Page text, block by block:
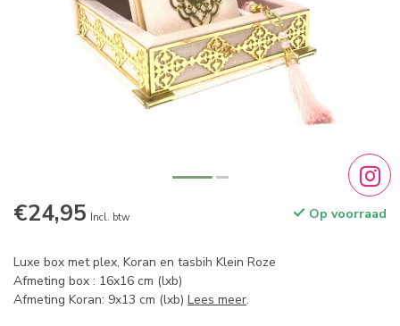
€24,95 Incl. btw Op voorraad
Luxe box met plex, Koran en tasbih Klein Roze
Afmeting box : 16x16 cm (lxb)
Afmeting Koran: 9x13 cm (lxb) Lees meer.